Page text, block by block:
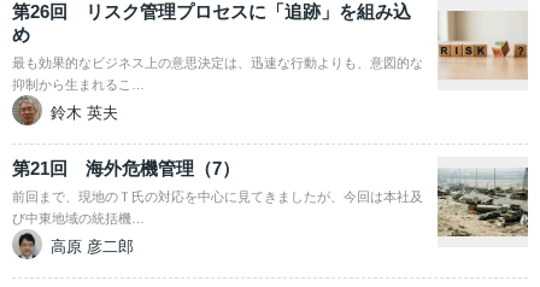
第26回 リスク管理プロセスに「追跡」を組み込
め
最も効果的なビジネス上の意思決定は、迅速な行動よりも、意図的な
抑制から生まれるこ…
鈴木 英夫
第21回 海外危機管理（7）
前回まで、現地のＴ氏の対応を中心に見てきましたが、今回は本社及
び中東地域の統括機…
高原 彦二郎